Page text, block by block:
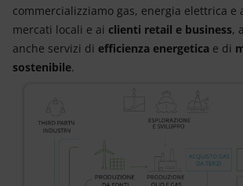
commercializziamo gas, energia elettrica
mercati locali e ai clienti retail e business,
anche servizi di efficienza energetica e di
sostenibile.